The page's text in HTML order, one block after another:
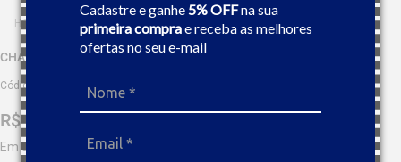
Cadastre e ganhe5% OFFna sua
primeira comprae receba as melhores
ofertas no seu e-mail
FERRAMENTAS MANUAIS CHAVES CHAVE COMBINADA 1B 25MM GEDORE 002520-1B
CHAVE COMBINADA 1B 25MM GEDORE 002520-1B
Código
R$ 52
Em até 10,48sem juros